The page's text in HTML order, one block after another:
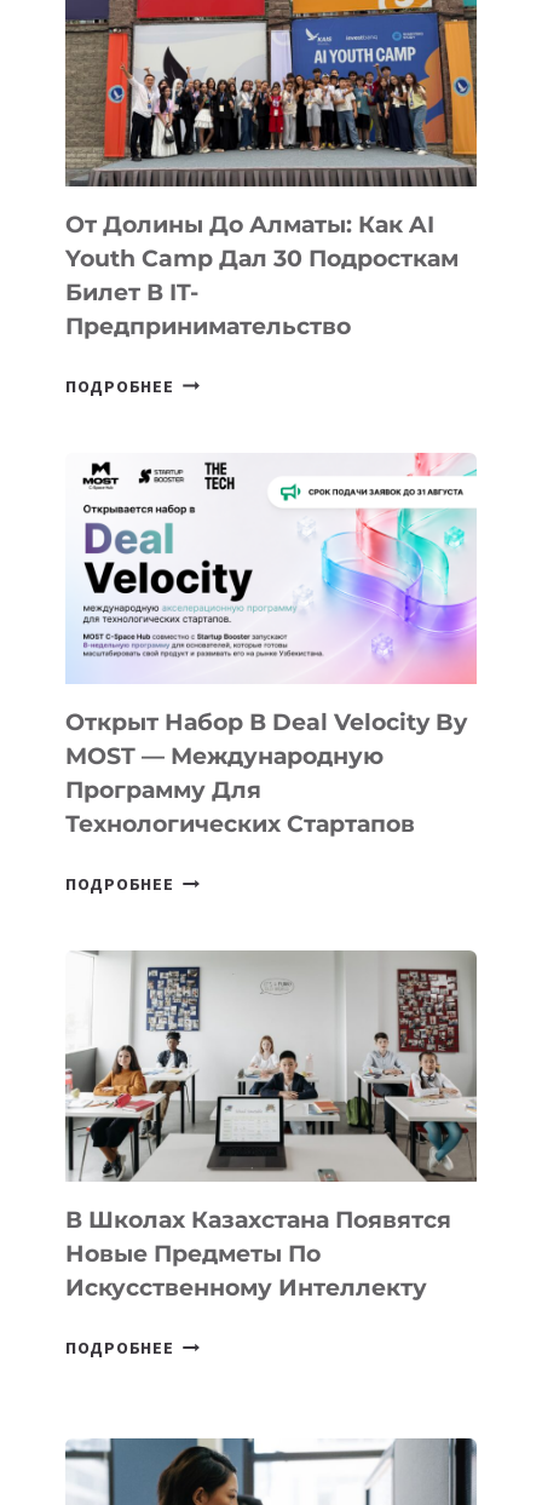
От Долины До Алматы: Как AI
Youth Camp Дал 30 Подросткам
Билет В IT-
Предпринимательство
ПОДРОБНЕЕ ОТ
АЛМАТЫ:
КАК
AI
YOUTH
CAMP
ДАЛ
30
ПОДРОСТКАМ
БИЛЕТ
В
ПРЕДПРИНИМАТЕЛЬСТВО
Открыт Набор В Deal Velocity By
MOST — Международную
Программу Для
Технологических Стартапов
ПОДРОБНЕЕ ОТКРЫТ
DEAL
VELOCITY
BY
MOST
—
МЕЖДУНАРОДНУЮ
ПРОГРАММУ
ДЛЯ
ТЕХНОЛОГИЧЕСКИХ
В Школах Казахстана Появятся
Новые Предметы По
Искусственному Интеллекту
ПОДРОБНЕЕ
НОВЫЕ
ПРЕДМЕТЫ